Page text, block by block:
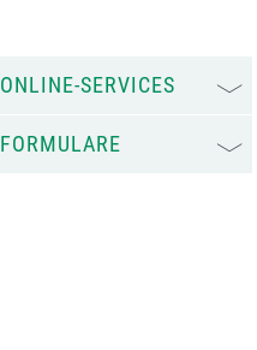
ONLINE-SERVICES
FORMULARE